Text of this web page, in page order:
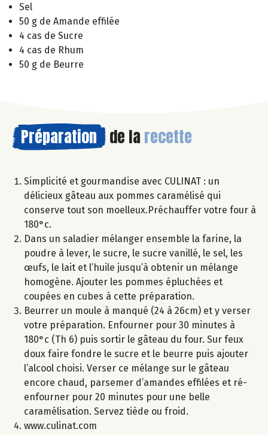
Sel
50 g de Amande effilée
4 cas de Sucre
4 cas de Rhum
50 g de Beurre
Préparation de la recette
Simplicité et gourmandise avec CULINAT : un
délicieux gâteau aux pommes caramélisé qui
conserve tout son moelleux.Préchauffer votre four à
180°c.
Dans un saladier mélanger ensemble la farine, la
poudre à lever, le sucre, le sucre vanillé, le sel, les
œufs, le lait et l’huile jusqu’à obtenir un mélange
homogène. Ajouter les pommes épluchées et
coupées en cubes à cette préparation.
Beurrer un moule à manqué (24 à 26cm) et y verser
votre préparation. Enfourner pour 30 minutes à
180°c (Th 6) puis sortir le gâteau du four. Sur feux
doux faire fondre le sucre et le beurre puis ajouter
l’alcool choisi. Verser ce mélange sur le gâteau
encore chaud, parsemer d’amandes effilées et ré-
enfourner pour 20 minutes pour une belle
caramélisation. Servez tiède ou froid.
www.culinat.com